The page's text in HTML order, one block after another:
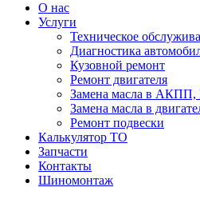
О нас
Услуги
Техническое
Диагностика
Кузовной ремонт
Ремонт двигателя
Замена масла в
Замена масла в
Ремонт подвески
Калькулятор ТО
Запчасти
Контакты
Шиномонтаж